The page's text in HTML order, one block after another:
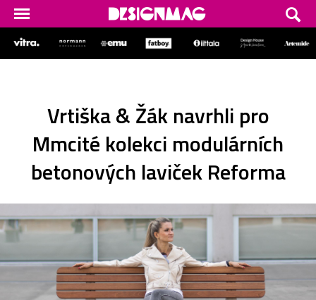
Vrtiška & Žák navrhli pro
Mmcité kolekci modulárních
betonových laviček Reforma